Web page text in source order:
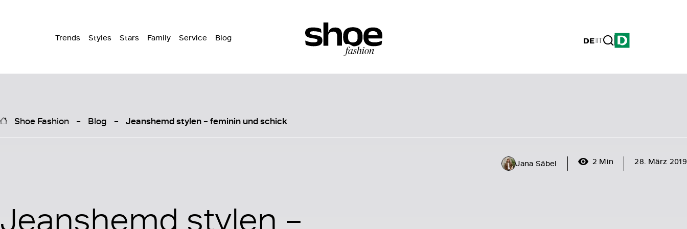
Trends Styles Stars Family Service Blog DE|IT
Shoe Fashion Blog Jeanshemd stylen – feminin und schick
Jana Säbel 2 Min 28. März 2019
Jeanshemd stylen –